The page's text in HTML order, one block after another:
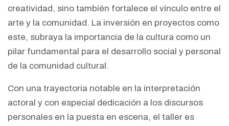
creatividad, sino también fortalece el vínculo entre el
arte y la comunidad. La inversión en proyectos como
este, subraya la importancia de la cultura como un
pilar fundamental para el desarrollo social y personal
de la comunidad cultural.
Con una trayectoria notable en la interpretación
actoral y con especial dedicación a los discursos
personales en la puesta en escena, el taller es